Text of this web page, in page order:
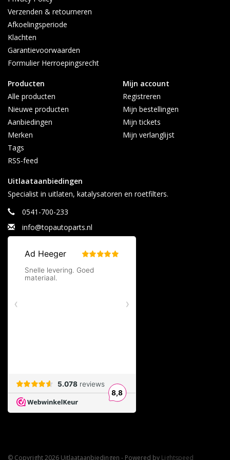
0541-700-233
0613626597 (Whatsapp)
Maandag t/m vrijdag 08:30 - 17:00
Verzenden & retourneren
Afkoelingsperiode
Klachten
Garantievoorwaarden
Formulier Herroepingsrecht
Producten
Alle producten
Nieuwe producten
Aanbiedingen
Merken
Tags
RSS-feed
Mijn account
Registreren
Mijn bestellingen
Mijn tickets
Mijn verlanglijst
Uitlaataanbiedingen
Specialist in uitlaten, katalysatoren en roetfilters.
0541-700-233
info@topautoparts.nl
© Copyright 2026 Uitlaataanbiedingen - Powered by Lightspeed